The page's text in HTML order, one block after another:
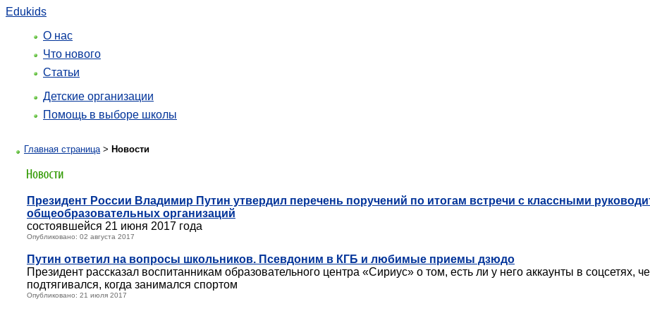
Edukids
О нас
Что нового
Статьи
Детские организации
Помощь в выборе школы
Главная страница> Новости
Президент России Владимир Путин утвердил перечень поручений по итогам встречи с классными
общеобразовательных организаций
состоявшейся 21 июня 2017 года
Опубликовано: 02 августа 2017
Путин ответил на вопросы школьников. Псевдоним в КГБ и любимые приемы дзюдо
Президент рассказал воспитанникам образовательного центра «Сириус» о том, есть ли у него аккаунты в соцсетях,
подтягивался, когда занимался спортом
Опубликовано: 21 июля 2017